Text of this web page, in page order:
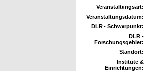
Veranstaltungsart:
Veranstaltungsdatum:
DLR - Schwerpunkt:
DLR -
Forschungsgebiet:
Standort:
Institute &
Einrichtungen: